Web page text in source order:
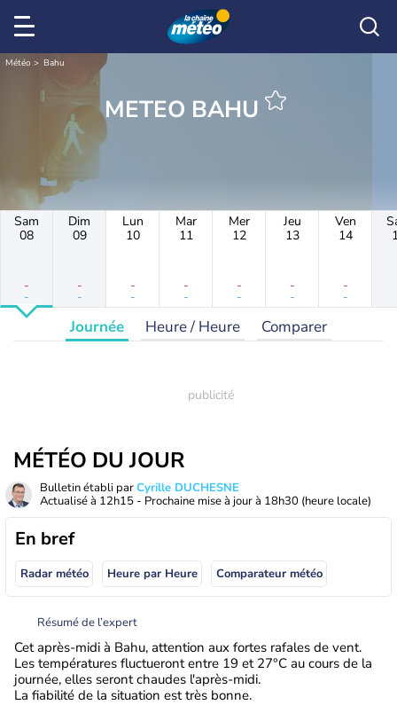
Météo Bahu
METEO BAHU
Sam
08
-
-
Dim
09
-
-
Lun
10
-
-
Mar
11
-
-
Mer
12
-
-
Jeu
13
-
-
Ven
14
-
-
Journée Heure / Heure Comparer
MÉTÉO DU JOUR
Bulletin établi parCyrille DUCHESNE
Actualisé à 12h15 - Prochaine mise à jour à 18h30 (heure locale)
En bref
Radar météo Heure par Heure Comparateur météo
Résumé de l’expert
Cet après-midi à Bahu, attention aux fortes rafales de vent.
Les températures fluctueront entre 19 et 27°C au cours de la
journée, elles seront chaudes l'après-midi.
La fiabilité de la situation est très bonne.